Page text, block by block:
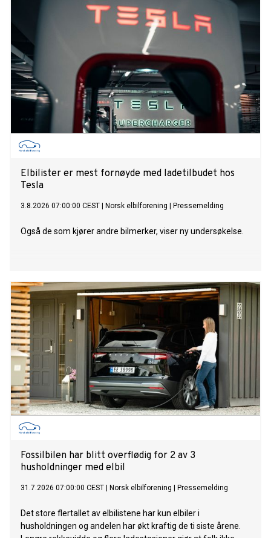
Elbilister er mest fornøyde med ladetilbudet hos
Tesla
3.8.2026 07:00:00 CEST Norsk elbilforening Pressemelding
Også de som kjører andre bilmerker, viser ny undersøkelse.
Fossilbilen har blitt overflødig for 2 av 3
husholdninger med elbil
31.7.2026 07:00:00 CEST Norsk elbilforening Pressemelding
Det store flertallet av elbilistene har kun elbiler i
husholdningen og andelen har økt kraftig de ti siste årene.